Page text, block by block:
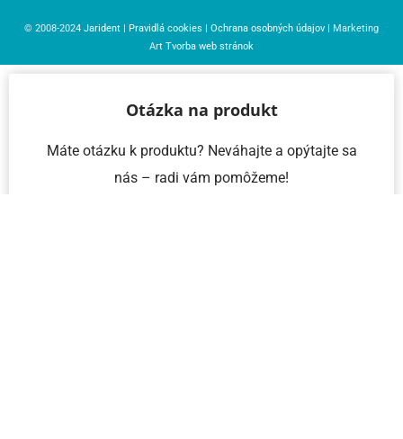
© 2008-2024 Jarident | Pravidlá cookies | Ochrana osobných údajov | Marketing
Art Tvorba web stránok
Otázka na produkt
Máte otázku k produktu? Neváhajte a opýtajte sa
nás – radi vám pomôžeme!